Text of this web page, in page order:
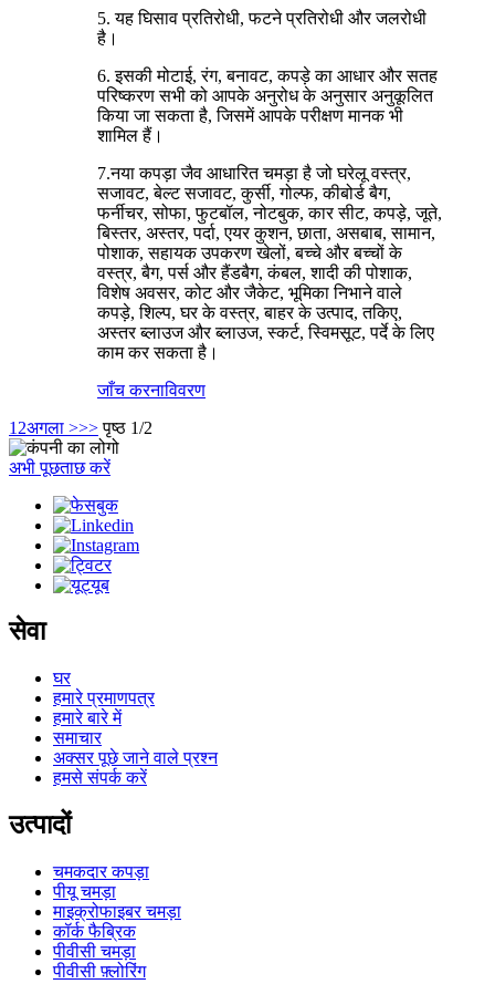
5. यह घिसाव प्रतिरोधी, फटने प्रतिरोधी और जलरोधी
है।
6. इसकी मोटाई, रंग, बनावट, कपड़े का आधार और सतह
परिष्करण सभी को आपके अनुरोध के अनुसार अनुकूलित
किया जा सकता है, जिसमें आपके परीक्षण मानक भी
शामिल हैं।
7.नया कपड़ा जैव आधारित चमड़ा है जो घरेलू वस्त्र,
सजावट, बेल्ट सजावट, कुर्सी, गोल्फ, कीबोर्ड बैग,
फर्नीचर, सोफा, फुटबॉल, नोटबुक, कार सीट, कपड़े, जूते,
बिस्तर, अस्तर, पर्दा, एयर कुशन, छाता, असबाब, सामान,
पोशाक, सहायक उपकरण खेलों, बच्चे और बच्चों के
वस्त्र, बैग, पर्स और हैंडबैग, कंबल, शादी की पोशाक,
विशेष अवसर, कोट और जैकेट, भूमिका निभाने वाले
कपड़े, शिल्प, घर के वस्त्र, बाहर के उत्पाद, तकिए,
अस्तर ब्लाउज और ब्लाउज, स्कर्ट, स्विमसूट, पर्दे के लिए
काम कर सकता है।
जाँच करनाविवरण
1 2अगला >>> पृष्ठ 1/2
अभी पूछताछ करें
सेवा
घर
हमारे प्रमाणपत्र
हमारे बारे में
समाचार
अक्सर पूछे जाने वाले प्रश्न
हमसे संपर्क करें
उत्पादों
चमकदार कपड़ा
पीयू चमड़ा
माइक्रोफाइबर चमड़ा
कॉर्क फैब्रिक
पीवीसी चमड़ा
पीवीसी फ़्लोरिंग